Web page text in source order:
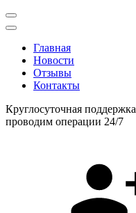
Главная
Новости
Отзывы
Контакты
Круглосуточная поддержка
проводим операции 24/7